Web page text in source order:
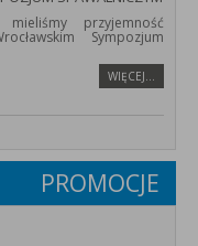
przyjemność
Sympozjum
WIĘCEJ…
PROMOCJE